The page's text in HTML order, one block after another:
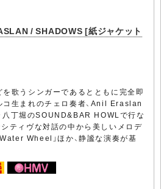
/ SHADOWS [紙ジャケット
歌うシンガーであるとともに完全即
コ生まれのチェロ奏者、Anil Eraslan
八丁堀のSOUND&BAR HOWLで行な
ティヴな対話の中から美しいメロデ
Wheel」ほか、静謐な演奏が基